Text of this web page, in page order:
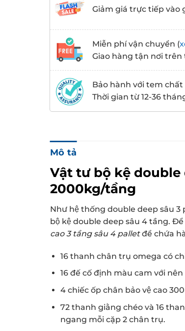
Giảm giá trực tiếp vào
Miễn phí vận chuyển (
Giao hàng tận nơi trên
Bảo hành với tem
Thời gian từ 12-36
Mô tả
Vật tư bộ kệ double
2000kg/tầng
Như hệ thống double deep sâu 3
bộ kệ double deep sâu 4 tầng.
cao 3 tầng sâu 4 palletđể chứa
16 thanh chân trụ omega có
16 đế cố định màu cam với
4 chiếc ốp chân bảo vệ cao
72 thanh giằng chéo và 16
ngang mỗi cặp 2 chân trụ.